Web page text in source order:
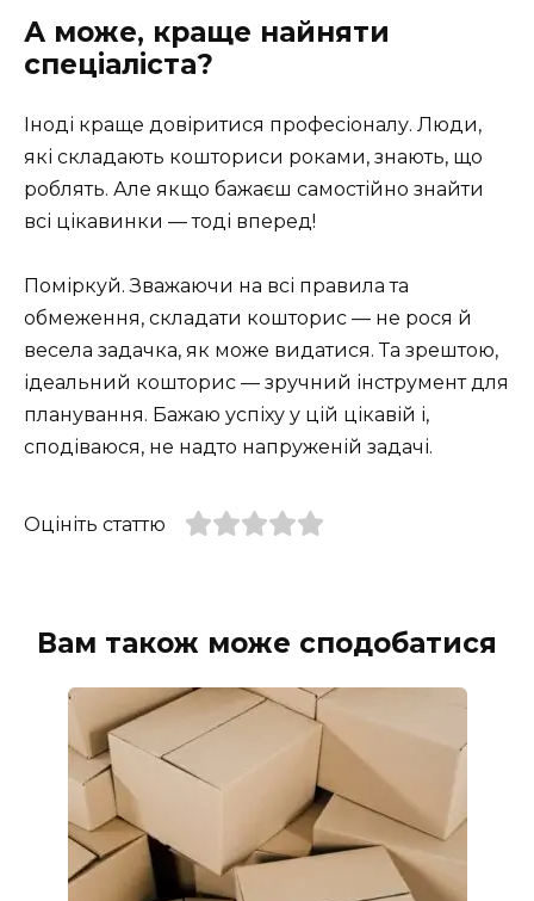
А може, краще найняти
спеціаліста?
Іноді краще довіритися професіоналу. Люди,
які складають кошториси роками, знають, що
роблять. Але якщо бажаєш самостійно знайти
всі цікавинки — тоді вперед!
Поміркуй. Зважаючи на всі правила та
обмеження, складати кошторис — не рося й
весела задачка, як може видатися. Та зрештою,
ідеальний кошторис — зручний інструмент для
планування. Бажаю успіху у цій цікавій і,
сподіваюся, не надто напруженій задачі.
Оцініть статтю
Вам також може сподобатися